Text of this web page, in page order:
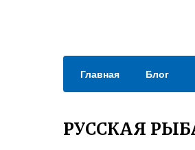
Главная Блог
РУССКАЯ